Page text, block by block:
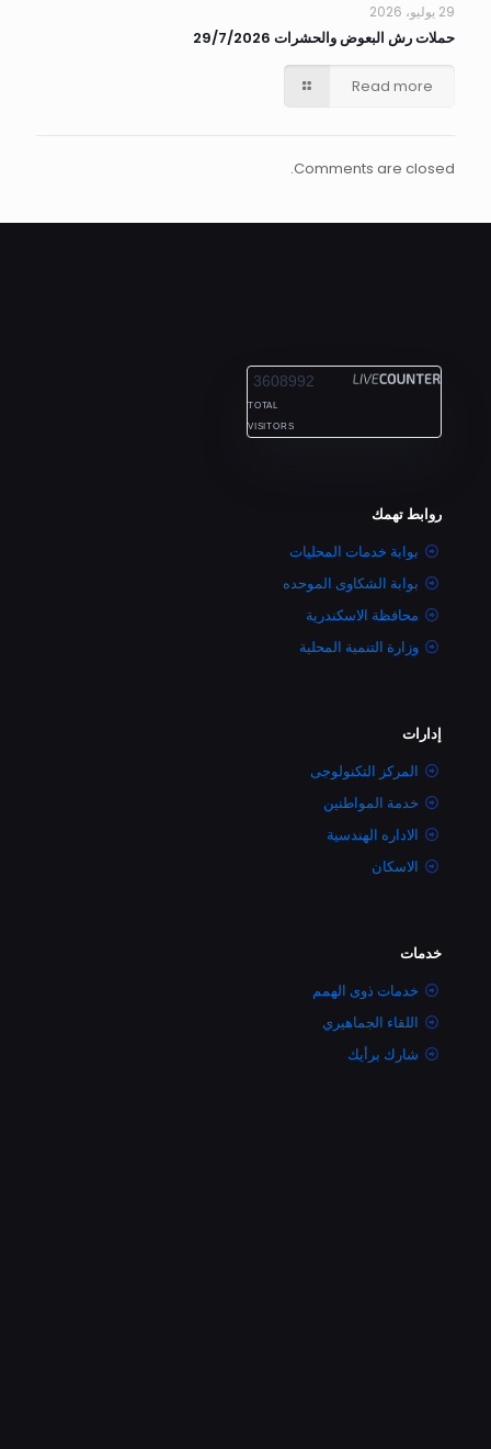
29 يوليو، 2026
حملات رش البعوض والحشرات 29/7/2026
Read more
Comments are closed.
3608992
TOTAL
VISITORS
روابط تهمك
بوابة خدمات المحليات
بوابة الشكاوى الموحده
محافظة الاسكندرية
وزارة التنمية المحلية
إدارات
المركز التكنولوجى
خدمة المواطنين
الاداره الهندسية
الاسكان
خدمات
خدمات ذوى الهمم
اللقاء الجماهيري
شارك برأيك